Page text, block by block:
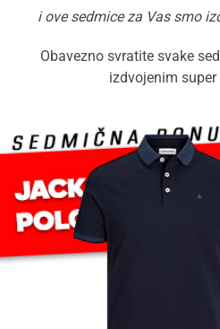
i ove sedmice za Vas smo
Obavezno svratite svake
izdvojenim